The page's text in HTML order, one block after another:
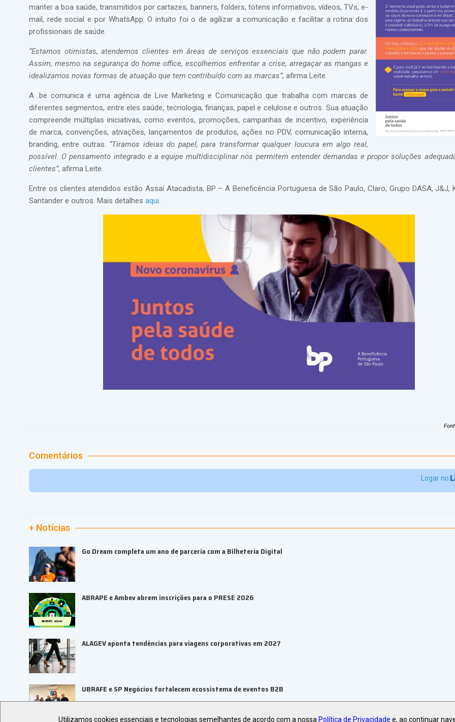
manter a boa saúde, transmitidos por cartazes, banners, folders, totens informativos, vídeos, TVs, e-
mail, rede social e por WhatsApp. O intuito foi o de agilizar a comunicação e facilitar a rotina dos
profissionais de saúde.
“Estamos otimistas, atendemos clientes em áreas de serviços essenciais que não podem parar.
Assim, mesmo na segurança do home office, escolhemos enfrentar a crise, arregaçar as mangas e
idealizamos novas formas de atuação que tem contribuído com as marcas”, afirma Leite.
A .be comunica é uma agência de Live Marketing e Comunicação que trabalha com marcas de
diferentes segmentos, entre eles saúde, tecnologia, finanças, papel e celulose e outros. Sua atuação
compreende múltiplas iniciativas, como eventos, promoções, campanhas de incentivo, experiência
de marca, convenções, ativações, lançamentos de produtos, ações no PDV, comunicação interna,
branding, entre outras. “Tiramos ideias do papel, para transformar qualquer loucura em algo real,
possível. O pensamento integrado e a equipe multidisciplinar nos permitem entender demandas e propor soluções
clientes”, afirma Leite.
Entre os clientes atendidos estão Assaí Atacadista, BP – A Beneficência Portuguesa de São Paulo, Claro, Grupo DASA, J&J,
Santander e outros. Mais detalhes aqui.
Comentários
Logar no
+ Notícias
Go Dream completa um ano de parceria com a Bilheteria Digital
ABRAPE e Ambev abrem inscrições para o PRESE 2026
ALAGEV aponta tendências para viagens corporativas em 2027
UBRAFE e SP Negócios fortalecem ecossistema de eventos B2B
Utilizamos cookies essenciais e tecnologias semelhantes de acordo com a nossa Política de Privacidade e, ao continuar